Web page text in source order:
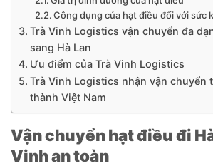
Công dụng của hạt điều đối với sức
Trà Vinh Logistics vận chuyển đa
sang Hà Lan
Ưu điểm của Trà Vinh Logistics
Trà Vinh Logistics nhận vận chuyển
thành Việt Nam
Vận chuyển hạt điều đi
Vinh an toàn